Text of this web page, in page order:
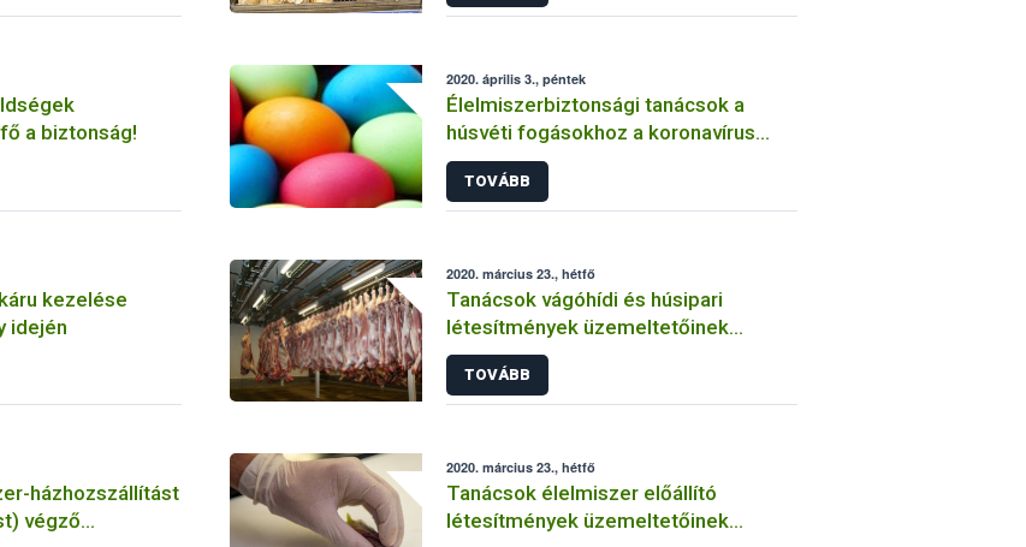
a biztonság!
2020. április 3., péntek
Élelmiszerbiztonsági tanácsok a
húsvéti fogásokhoz a koronavírus
járvány idején
TOVÁBB
kezelése
idején
2020. március 23., hétfő
Tanácsok vágóhídi és húsipari
létesítmények üzemeltetőinek
koronavírus járvány idején
TOVÁBB
házhozszállítást
végző
2020. március 23., hétfő
Tanácsok élelmiszer előállító
létesítmények üzemeltetőinek